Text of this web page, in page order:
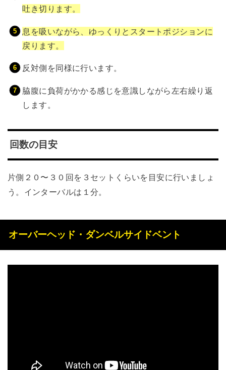
吐き切ります。
息を吸いながら、ゆっくりとスタートポジションに
戻ります。
反対側を同様に行います。
脇腹に負荷がかかる感じを意識しながら左右繰り返
します。
回数の目安
片側２０〜３０回を３セットくらいを目安に行いましょ
う。インターバルは１分。
オーバーヘッド・ダンベルサイドベント